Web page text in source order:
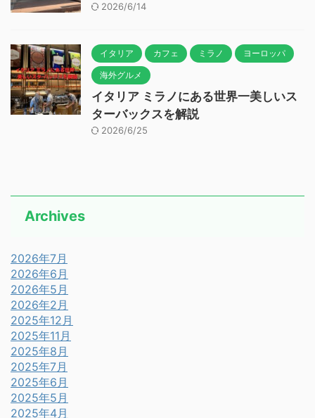
2026/6/14
イタリア カフェ ミラノ ヨーロッパ
海外グルメ
イタリア ミラノにある世界一美しいス
ターバックスを解説
2026/6/25
Archives
2026年7月
2026年6月
2026年5月
2026年2月
2025年12月
2025年11月
2025年8月
2025年7月
2025年6月
2025年5月
2025年4月